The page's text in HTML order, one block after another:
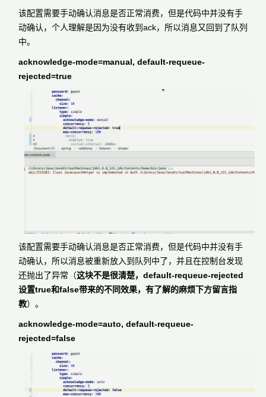
该配置需要手动确认消息是否正常消费，但是代码中并没有手
动确认，个人理解是因为没有收到ack，所以消息又回到了队列
中。
acknowledge-mode=manual, default-requeue-
rejected=true
该配置需要手动确认消息是否正常消费，但是代码中并没有手
动确认，所以消息被重新放入到队列中了，并且在控制台发现
还抛出了异常（这块不是很清楚，default-requeue-rejected
设置true和false带来的不同效果，有了解的麻烦下方留言指
教）。
acknowledge-mode=auto, default-requeue-
rejected=false